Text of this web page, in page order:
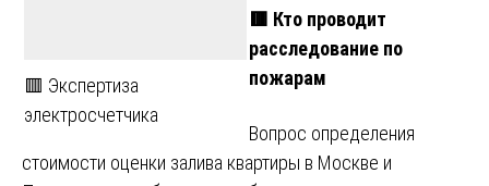
🟥 Экспертиза
электросчетчика
🟥 Кто проводит
расследование по
пожарам
Вопрос определения
стоимости оценки залива квартиры в Москве и